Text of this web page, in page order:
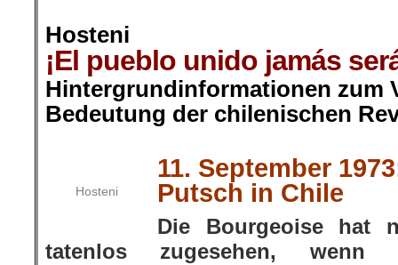
Hosteni
¡El pueblo unido jamás
Hintergrundinformationen zum
Bedeutung der chilenischen
Hosteni
11. September
Putsch in Chile
Die Bourgeoise hat
tatenlos zugesehen, wenn